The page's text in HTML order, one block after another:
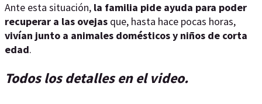
Ante esta situación, la familia pide ayuda para poder
recuperar a las ovejas que, hasta hace pocas horas,
vivían junto a animales domésticos y niños de corta
edad.
Todos los detalles en el video.